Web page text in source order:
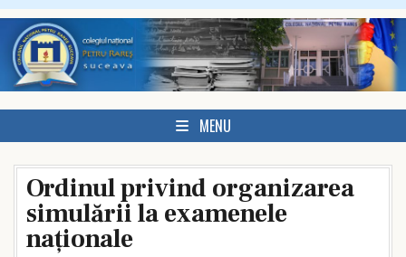
Skip to content
MENU
Ordinul privind organizarea
simulării la examenele
naționale